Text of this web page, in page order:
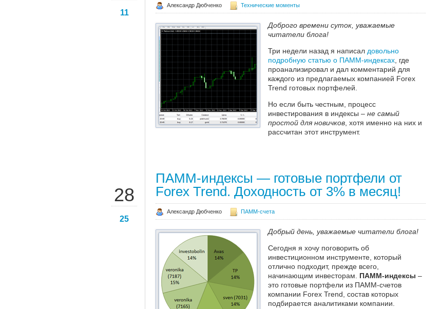
11
Александр Дюбченко Технические моменты
Доброго времени суток, уважаемые
читатели блога!
Три недели назад я написал довольно
подробную статью о ПАММ-индексах , где
проанализировал и дал комментарий для
каждого из предлагаемых компанией Forex
Trend готовых портфелей.
Но если быть честным, процесс
инвестирования в индексы – не самый
простой для новичков , хотя именно на них и
рассчитан этот инструмент.
28
25
ПАММ-индексы — готовые портфели от
Forex Trend. Доходность от 3% в месяц!
Александр Дюбченко ПАММ-счета
Добрый день, уважаемые читатели блога!
Сегодня я хочу поговорить об
инвестиционном инструменте, который
отлично подходит, прежде всего,
начинающим инвесторам. ПАММ-индексы –
это готовые портфели из ПАММ-счетов
компании Forex Trend, состав которых
подбирается аналитиками компании.